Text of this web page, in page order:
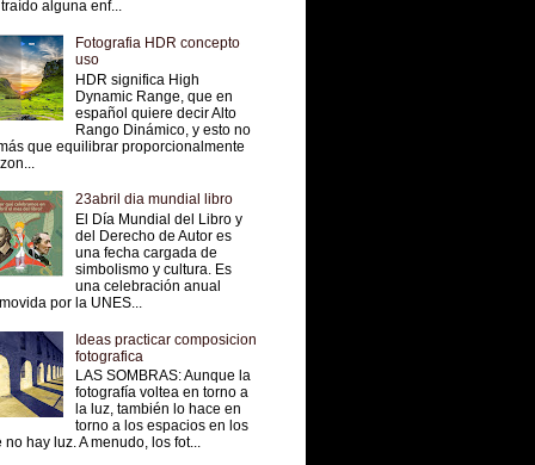
alguna enf...
Fotografia HDR concepto
uso
HDR significa High
Dynamic Range, que en
español quiere decir Alto
Rango Dinámico, y esto no
que equilibrar proporcionalmente
23abril dia mundial libro
El Día Mundial del Libro y
del Derecho de Autor es
una fecha cargada de
simbolismo y cultura. Es
una celebración anual
por la UNES...
Ideas practicar composicion
fotografica
LAS SOMBRAS: Aunque la
fotografía voltea en torno a
la luz, también lo hace en
torno a los espacios en los
no hay luz. A menudo, los fot...